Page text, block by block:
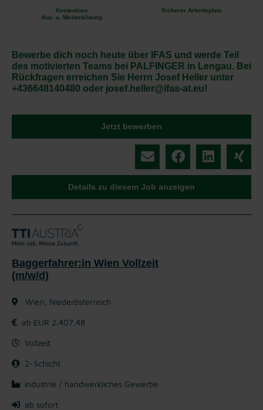
Kostenlose
Aus- u. Weiterbildung
Sicherer Arbeitsplatz
Bewerbe dich noch heute über IFAS und werde Teil
des motivierten Teams bei PALFINGER in Lengau. Bei
Rückfragen erreichen Sie Herrn Josef Heller unter
+436648140480 oder josef.heller@ifas-at.eu!
Jetzt bewerben
Details zu diesem Job anzeigen
Baggerfahrer:in Wien Vollzeit
(m/w/d)
Wien, Niederösterreich
ab EUR 2.407,48
Vollzeit
2-Schicht
Industrie / handwerkliches Gewerbe
ab sofort